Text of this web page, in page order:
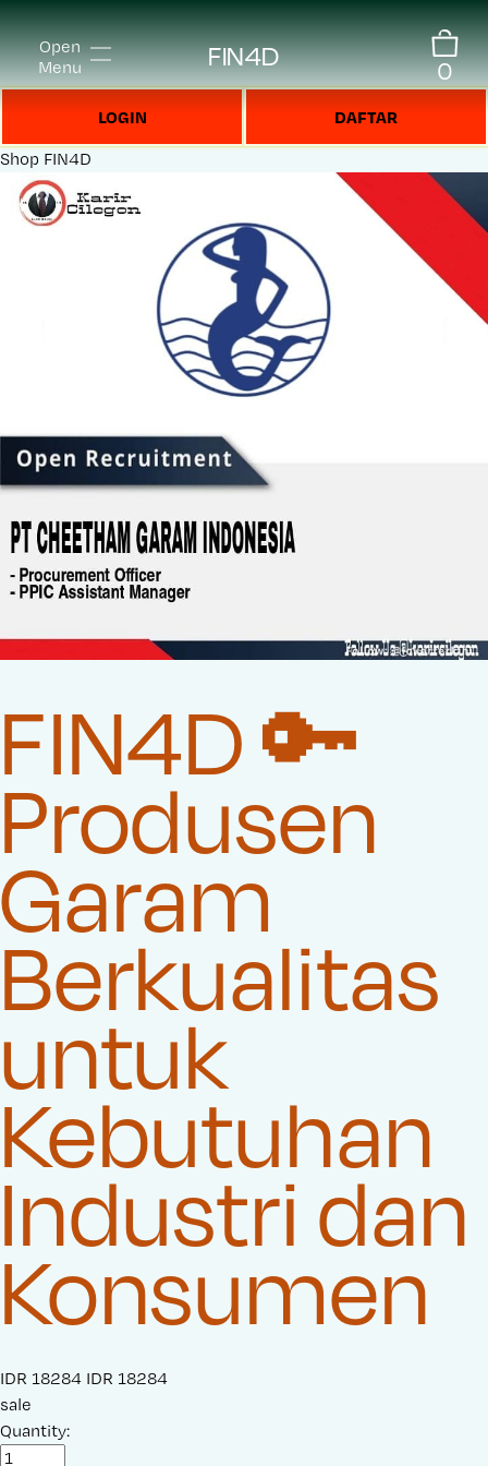
Open
Menu
FIN4D 0
LOGIN DAFTAR
Shop FIN4D
FIN4D 🔑
Produsen
Garam
Berkualitas
untuk
Kebutuhan
Industri dan
Konsumen
S
a
l
e
IDR 18284 O
IDR 18284
sale
Quantity: